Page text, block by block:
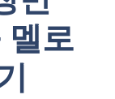
멜로